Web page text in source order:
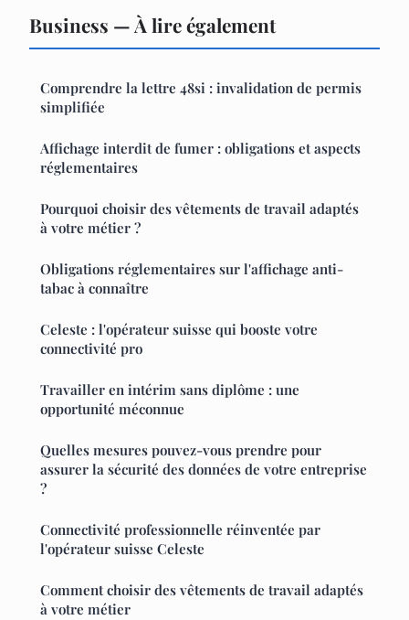
Business — À lire également
Comprendre la lettre 48si : invalidation de permis
simplifiée
Affichage interdit de fumer : obligations et aspects
réglementaires
Pourquoi choisir des vêtements de travail adaptés
à votre métier ?
Obligations réglementaires sur l'affichage anti-
tabac à connaître
Celeste : l'opérateur suisse qui booste votre
connectivité pro
Travailler en intérim sans diplôme : une
opportunité méconnue
Quelles mesures pouvez-vous prendre pour
assurer la sécurité des données de votre entreprise
?
Connectivité professionnelle réinventée par
l'opérateur suisse Celeste
Comment choisir des vêtements de travail adaptés
à votre métier